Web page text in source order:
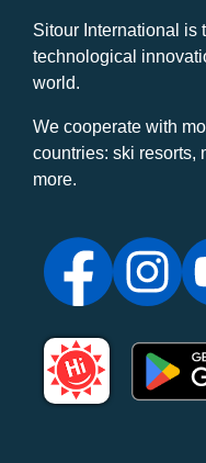
Sitour International is
technological
world.
We cooperate with
countries: ski resorts,
more.